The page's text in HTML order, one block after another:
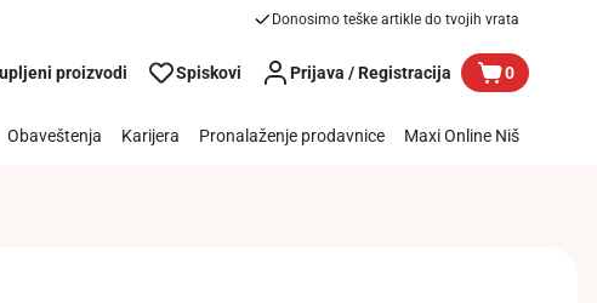
Donosimo teške artikle do tvojih vrata
proizvodi Spiskovi Prijava / Registracija 0
Obaveštenja Karijera Pronalaženje prodavnice Maxi Online Niš